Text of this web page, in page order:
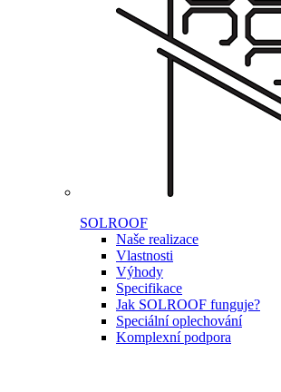
SOLROOF
Naše realizace
Vlastnosti
Výhody
Specifikace
Jak SOLROOF funguje?
Speciální oplechování
Komplexní podpora